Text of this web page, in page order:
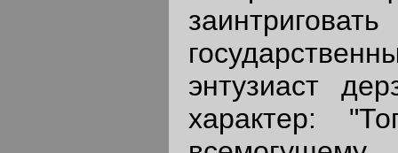
энтузиаст
характер: